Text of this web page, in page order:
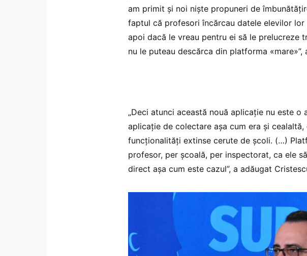
am primit și noi niște propuneri de
faptul că profesori încărcau datele elevilor
apoi dacă le vreau pentru ei să le prelucreze
nu le puteau descărca din platforma
„Deci atunci această nouă aplicație nu este
aplicație de colectare așa cum era și
funcționalități extinse cerute de școli. (…)
profesor, per școală, per inspectorat, ca ele
direct așa cum este cazul”, a adăugat